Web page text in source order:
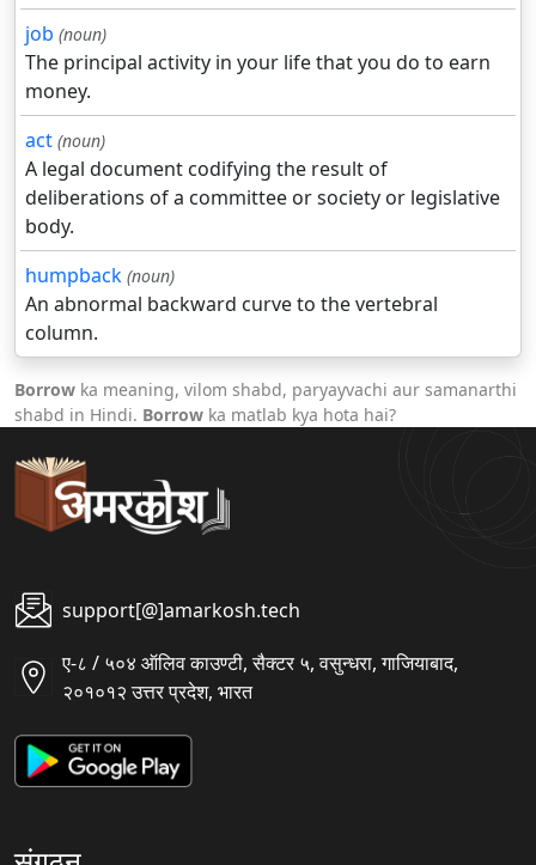
job (noun)
The principal activity in your life that you do to earn
money.
act (noun)
A legal document codifying the result of
deliberations of a committee or society or legislative
body.
humpback (noun)
An abnormal backward curve to the vertebral
column.
Borrow ka meaning, vilom shabd, paryayvachi aur samanarthi
shabd in Hindi. Borrow ka matlab kya hota hai?
support[@]amarkosh.tech
ए-८ / ५०४ ऑलिव काउण्टी, सैक्टर ५, वसुन्धरा, गाजियाबाद,
२०१०१२ उत्तर प्रदेश, भारत